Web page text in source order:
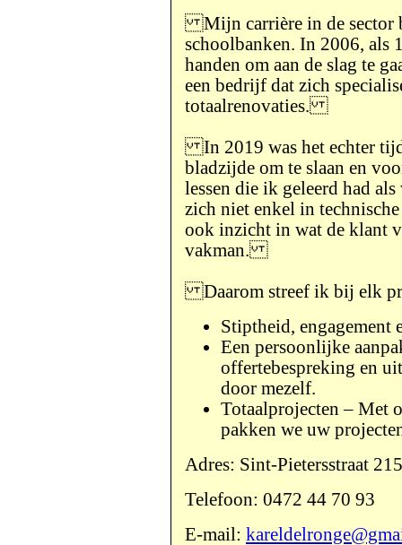
Mijn carrière in de sector
schoolbanken. In 2006, als
handen om aan de slag te
een bedrijf dat zich
totaalrenovaties.
In 2019 was het echter
bladzijde om te slaan en
lessen die ik geleerd had
zich niet enkel in
ook inzicht in wat de klant
vakman.
Daarom streef ik bij elk
Stiptheid, engagement
Een persoonlijke
offertebespreking en
door mezelf.
Totaalprojecten – Met
pakken we uw
Adres: Sint-Pietersstraat
Telefoon: 0472 44 70 93
E-mail: